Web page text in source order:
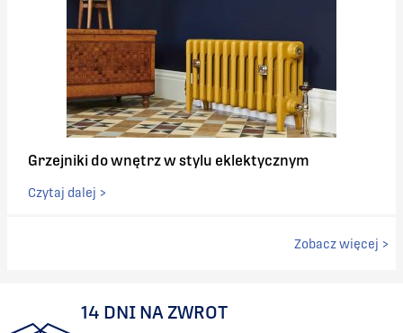
Grzejniki do wnętrz w stylu eklektycznym
Czytaj dalej >
Zobacz więcej >
14 DNI NA ZWROT